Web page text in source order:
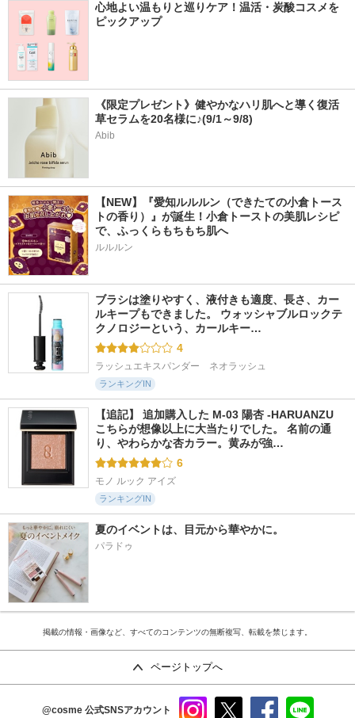
心地よい温もりと巡りケア！温活・炭酸コスメを
ピックアップ
《限定プレゼント》健やかなハリ肌へと導く復活
草セラムを20名様に♪(9/1～9/8)
Abib
【NEW】『愛知ルルルン（できたての小倉トース
トの香り）』が誕生！小倉トーストの美肌レシピ
で、ふっくらもちもち肌へ
ルルルン
ブラシは塗りやすく、液付きも適度、長さ、カー
ルキープもできました。 ウォッシャブルロックテ
クノロジーという、カールキー…
4
ラッシュエキスパンダー　ネオラッシュ
ランキングIN
【追記】 追加購入した M-03 陽杏 -HARUANZU
こちらが想像以上に大当たりでした。 名前の通
り、やわらかな杏カラー。黄みが強…
6
モノ ルック アイズ
ランキングIN
夏のイベントは、目元から華やかに。
パラドゥ
掲載の情報・画像など、すべてのコンテンツの無断複写、転載を禁じます。
ページトップへ
@cosme 公式SNSアカウント